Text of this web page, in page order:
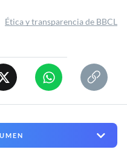
Ética y transparencia de BBCL